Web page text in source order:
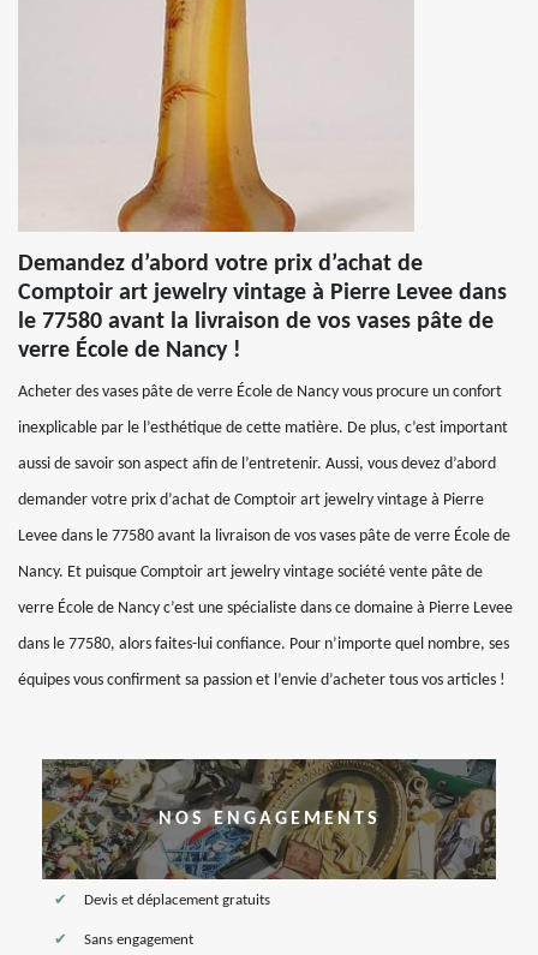
Demandez d’abord votre prix d’achat de
Comptoir art jewelry vintage à Pierre Levee dans
le 77580 avant la livraison de vos vases pâte de
verre École de Nancy !
Acheter des vases pâte de verre École de Nancy vous procure un confort
inexplicable par le l’esthétique de cette matière. De plus, c’est important
aussi de savoir son aspect afin de l’entretenir. Aussi, vous devez d’abord
demander votre prix d’achat de Comptoir art jewelry vintage à Pierre
Levee dans le 77580 avant la livraison de vos vases pâte de verre École de
Nancy. Et puisque Comptoir art jewelry vintage société vente pâte de
verre École de Nancy c’est une spécialiste dans ce domaine à Pierre Levee
dans le 77580, alors faites-lui confiance. Pour n’importe quel nombre, ses
équipes vous confirment sa passion et l’envie d’acheter tous vos articles !
NOS ENGAGEMENTS
Devis et déplacement gratuits
Sans engagement